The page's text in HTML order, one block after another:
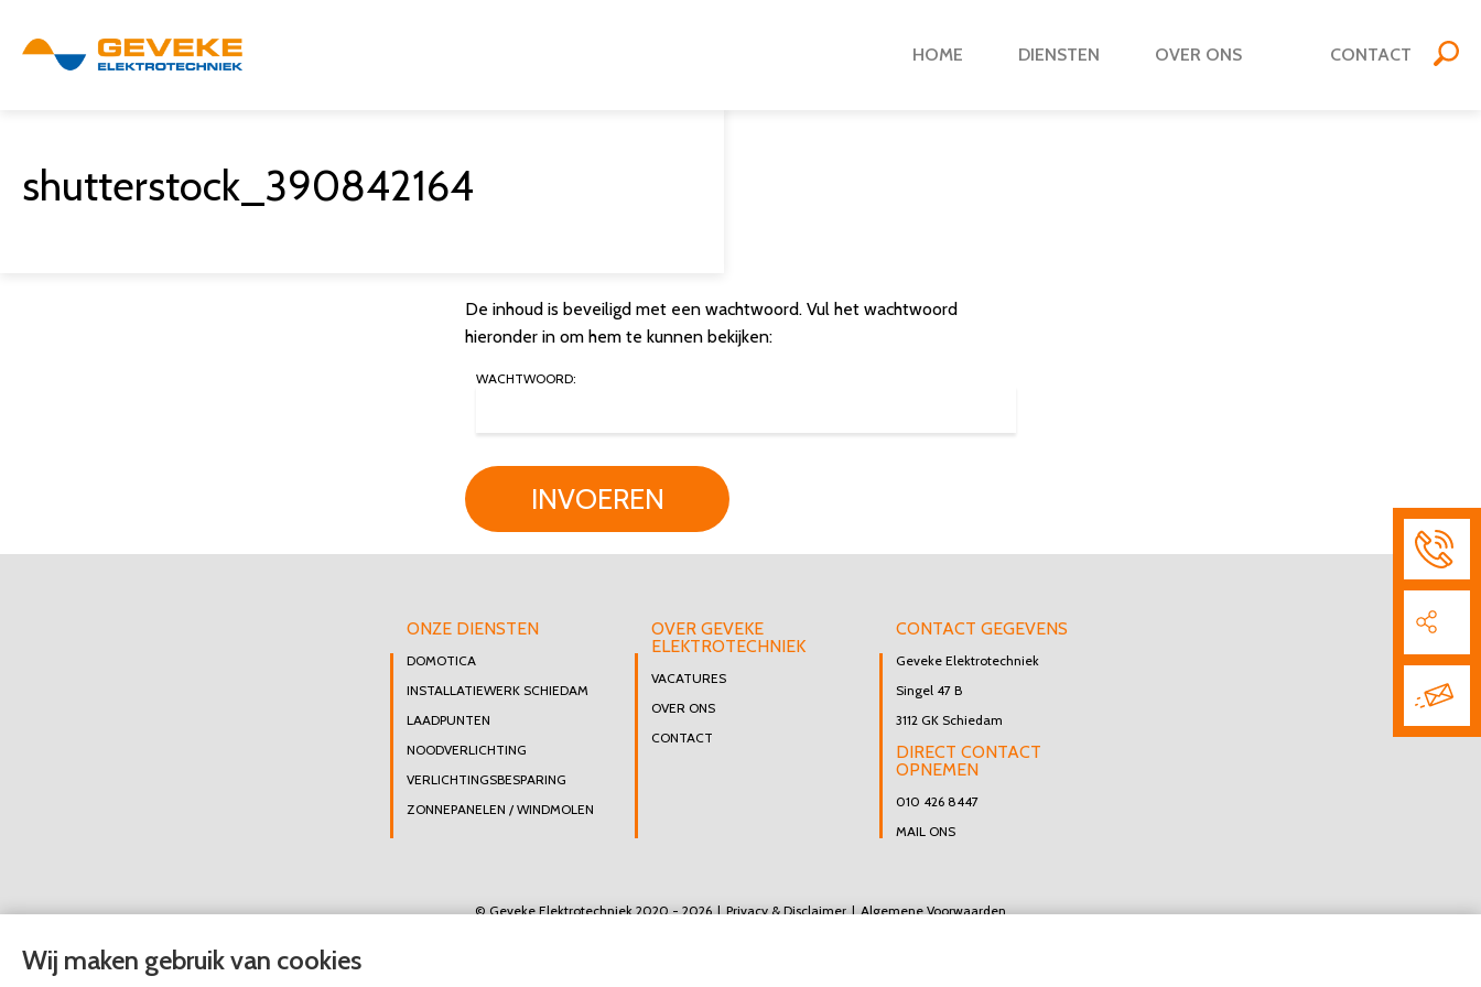
HOME DIENSTEN OVER ONS CONTACT
shutterstock_390842164
De inhoud is beveiligd met een wachtwoord. Vul het wachtwoord
hieronder in om hem te kunnen bekijken:
WACHTWOORD:
INVOEREN
ONZE DIENSTEN
DOMOTICA
INSTALLATIEWERK SCHIEDAM
LAADPUNTEN
NOODVERLICHTING
VERLICHTINGSBESPARING
ZONNEPANELEN / WINDMOLEN
OVER GEVEKE
ELEKTROTECHNIEK
VACATURES
OVER ONS
CONTACT
CONTACT GEGEVENS
Geveke Elektrotechniek
Singel 47 B
3112 GK Schiedam
DIRECT CONTACT
OPNEMEN
010 426 8447
MAIL ONS
© Geveke Elektrotechniek 2020 - 2026 Privacy & Disclaimer Algemene Voorwaarden
Wij maken gebruik van cookies